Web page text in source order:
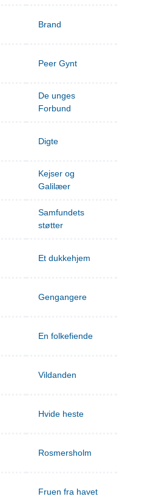
Brand
Peer Gynt
De unges
Forbund
Digte
Kejser og
Galilæer
Samfundets
støtter
Et dukkehjem
Gengangere
En folkefiende
Vildanden
Hvide heste
Rosmersholm
Fruen fra havet